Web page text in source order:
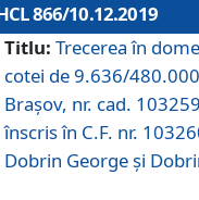
866/10.12.2019
Titlu: Trecerea în
cotei de 9.636/
Brașov, nr. cad.
înscris în C.F. nr.
Dobrin George și